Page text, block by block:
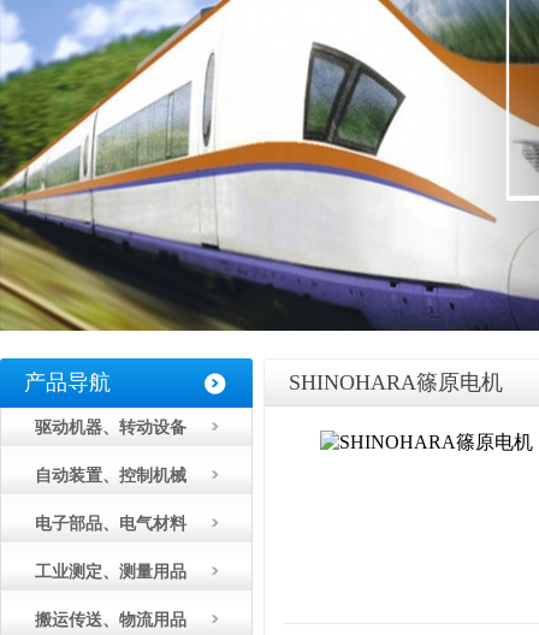
产品导航
驱动机器、转动设备
自动装置、控制机械
电子部品、电气材料
工业测定、测量用品
搬运传送、物流用品
SHINOHARA篠原电机